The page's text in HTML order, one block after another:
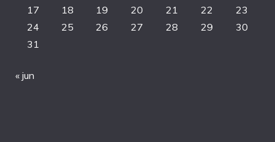
17
18 19 20 21 22
23
24
25 26 27 28 29
30
31
« jun